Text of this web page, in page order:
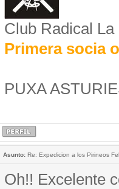
Club Radical La
Primera socia
PUXA
Asunto:Re: Expedicion a los Pirineos
Oh!! Excelente